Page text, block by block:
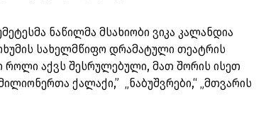
ნაწილმა მსახიობი ვიკა კალანდია
სახელმწიფო დრამატული თეატრის
როლი აქვს შესრულებული, მათ შორის ისეთ
ქალაქი,” „ნაბუშვრები,“ „მთვარის